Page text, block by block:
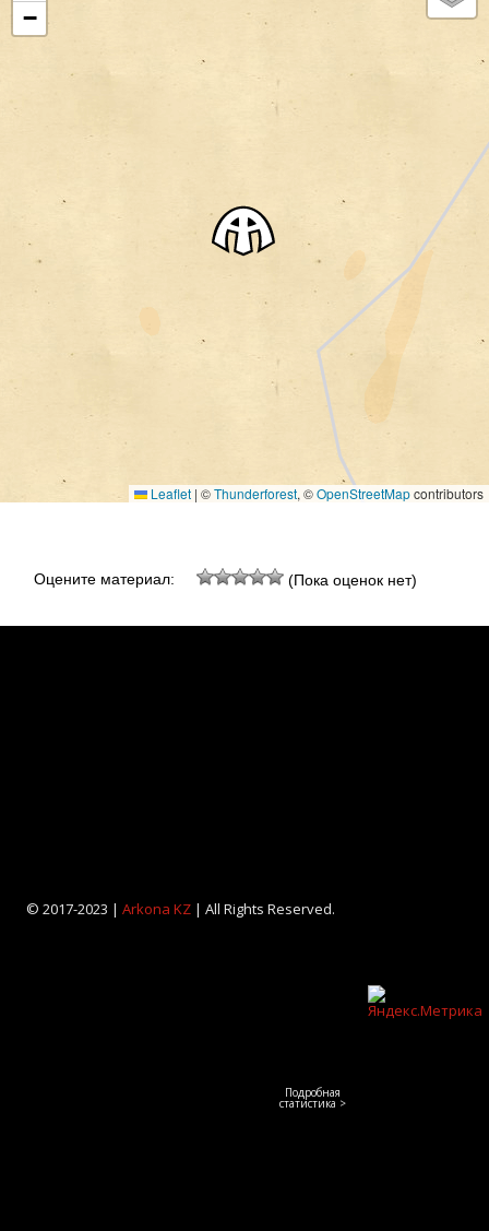
−
Leaflet | ©Thunderforest, ©OpenStreetMapcontributors
Оцените материал: (Пока оценок нет)
© 2017-2023 | Arkona KZ| All Rights Reserved.
Подробная
статистика >